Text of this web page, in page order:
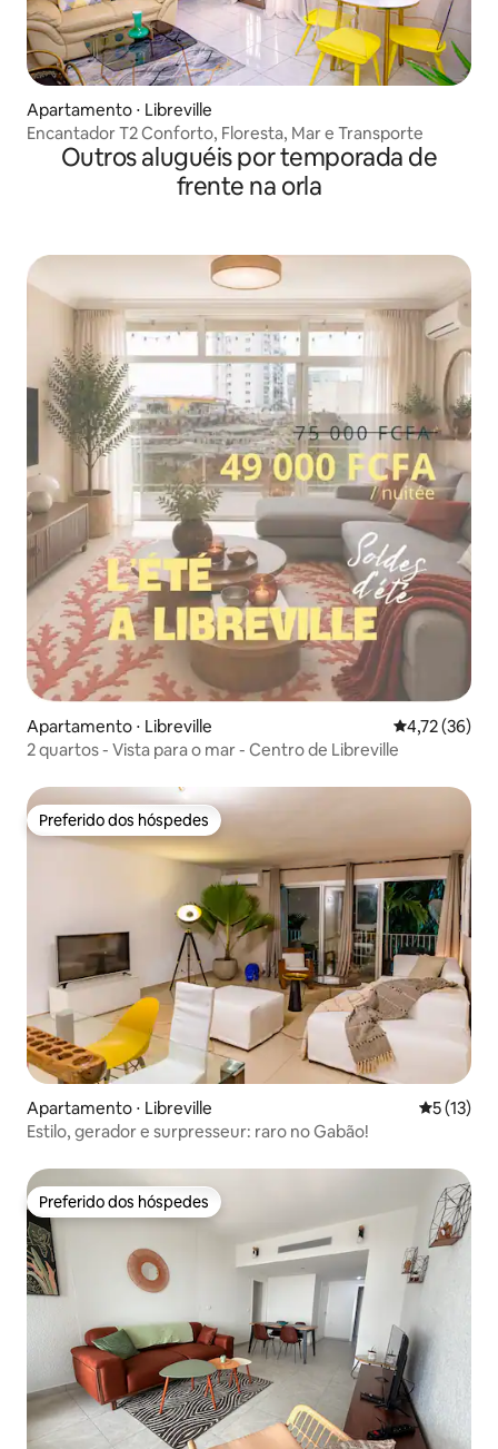
Apartamento ⋅ Libreville
Encantador T2 Conforto, Floresta, Mar e Transporte
Outros aluguéis por temporada de
frente na orla
Apartamento ⋅ Libreville 4,72 de uma
4,72 (36)
2 quartos - Vista para o mar - Centro de Libreville
Preferido dos hóspedes
Preferido dos hóspedes
Apartamento ⋅ Libreville 5 de uma
5 (13)
Estilo, gerador e surpresseur: raro no Gabão!
Preferido dos hóspedes
Preferido dos hóspedes